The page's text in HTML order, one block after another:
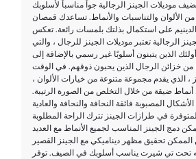
موديلات الجينز الرجالية جواً مناسباً لأسلوبك
الألوان والتناسبات والأنماط. تساعدك قمصان
على استكمال بذلتك بلمسات رائعة. تعكس
الرجالية تعتبر موديلات الجينز للرجال ، والتي
الذين يتبنون أسلوبًا غير رسمي بالإضافة إلى
من خزائن الرجال الذين يحبون ذوقهم. في الوقت
، الذي يقدم مجموعة متنوعة من خيارات الألوان ،
ضيقة من خلال التخلص من الصورة الرتيبة.
المصبوبة فائقة النحافة والنحافة والعادية
في طرازات الجينز تترك الراحة المطلوبة
دمج الجينز المناسب لجميع الأنماط مع العديد
تحقيق مظهر ديناميكي مع الجينز القصير
تحت تي شيرت يناسب أسلوبك في الصيف. توفر